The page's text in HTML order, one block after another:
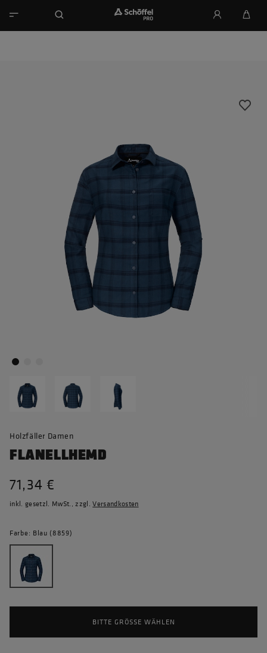
Holzfäller Damen
FLANELLHEMD
71,34 €
inkl. gesetzl. MwSt., zzgl.Versandkosten
Farbe: Blau (8859)
BITTE GRÖSSE WÄHLEN